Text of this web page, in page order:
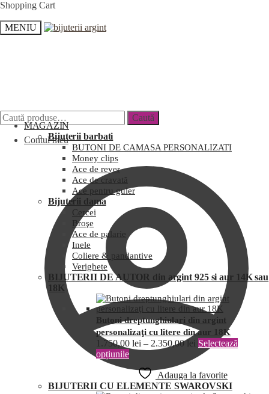
Shopping Cart
MENIU
Caută
Contul meu
MAGAZIN
Bijuterii barbati
BUTONI DE CAMASA PERSONALIZATI
Money clips
Ace de rever
Ace de cravată
Ace pentru guler
Bijuterii dama
Cercei
Broşe
Ace de palarie
Inele
Coliere & pandantive
Verighete
BIJUTERII DE AUTOR din argint 925 si aur 14K sau
18K
Butoni dreptunghiulari din argint
personalizaţi cu litere din aur 18K
1.750,00 lei – 2.350,00lei Selectează
opțiunile
Adauga la favorite
BIJUTERII CU ELEMENTE SWAROVSKI